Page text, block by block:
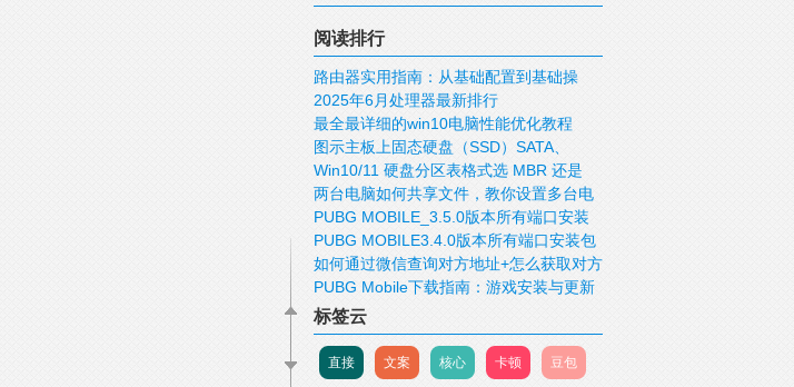
阅读排行
路由器实用指南：从基础配置到基础操
作！
2025年6月处理器最新排行
最全最详细的win10电脑性能优化教程
图示主板上固态硬盘（SSD）SATA、
mSATA、M.2、PCIE接口
Win10/11 硬盘分区表格式选 MBR 还是
GUID/GPT 好？
两台电脑如何共享文件，教你设置多台电
脑共享文件
PUBG MOBILE_3.5.0版本所有端口安装
包下载
PUBG MOBILE3.4.0版本所有端口安装包
下载
如何通过微信查询对方地址+怎么获取对方
IP，查询对方的位置
PUBG Mobile下载指南：游戏安装与更新
标签云
直接 文案 核心 卡顿 豆包